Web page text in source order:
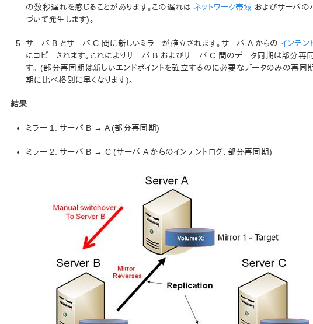
の数秒遅れを感じることがあります。この遅れは ネットワーク帯域 およびサーバの
づいて発生します)。
サーバ B とサーバ C 間に新しいミラーが確立されます。サーバ A からの インテン
にコピーされます。これによりサーバ B およびサーバ C 間のデータ同期は部分再
す。 (部分再同期は新しいエンドポイントを確立するのに必要なデータのみの再同
期に比べ格別に早くなります)。
結果
ミラー 1: サーバ B → A (部分再同期)
ミラー 2: サーバ B → C (サーバ A からのインテントログ、部分再同期)